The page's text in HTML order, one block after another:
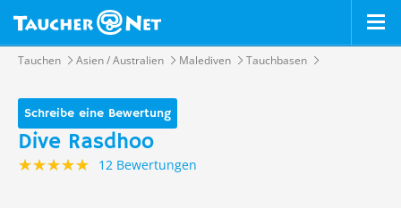
Tauchen Asien / Australien Malediven Tauchbasen
Schreibe eine Bewertung
Dive Rasdhoo
12 Bewertungen